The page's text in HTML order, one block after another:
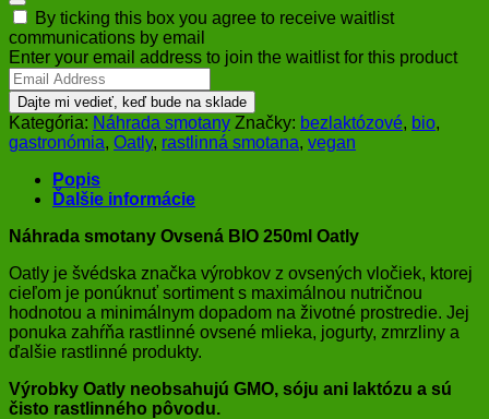
Dismiss
notification
By ticking this box you agree to receive waitlist
communications by email
Enter your email address to join the waitlist for this product
Dajte mi vedieť, keď bude na sklade
Kategória: Náhrada smotany Značky: bezlaktózové, bio,
gastronómia, Oatly, rastlinná smotana, vegan
Popis
Ďalšie informácie
Náhrada smotany Ovsená BIO 250ml Oatly
Oatly je švédska značka výrobkov z ovsených vločiek, ktorej
cieľom je ponúknuť sortiment s maximálnou nutričnou
hodnotou a minimálnym dopadom na životné prostredie. Jej
ponuka zahŕňa rastlinné ovsené mlieka, jogurty, zmrzliny a
ďalšie rastlinné produkty.
Výrobky Oatly neobsahujú GMO, sóju ani laktózu a sú
čisto rastlinného pôvodu.